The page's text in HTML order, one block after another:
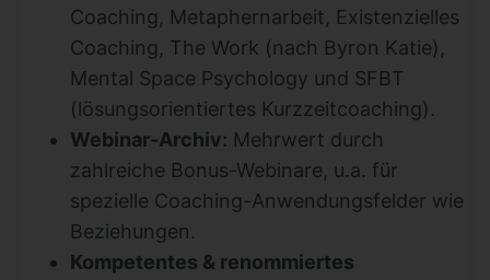
Coaching, Metaphernarbeit, Existenzielles
Coaching, The Work (nach Byron Katie),
Mental Space Psychology und SFBT
(lösungsorientiertes Kurzzeitcoaching).
Webinar-Archiv: Mehrwert durch
zahlreiche Bonus-Webinare, u.a. für
spezielle Coaching-Anwendungsfelder wie
Beziehungen.
Kompetentes & renommiertes